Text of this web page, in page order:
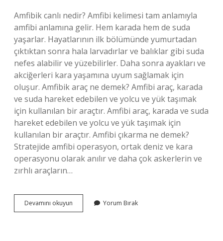
Amfibik canlı nedir? Amfibi kelimesi tam anlamıyla
amfibi anlamına gelir. Hem karada hem de suda
yaşarlar. Hayatlarının ilk bölümünde yumurtadan
çıktıktan sonra hala larvadırlar ve balıklar gibi suda
nefes alabilir ve yüzebilirler. Daha sonra ayakları ve
akciğerleri kara yaşamına uyum sağlamak için
oluşur. Amfibik araç ne demek? Amfibi araç, karada
ve suda hareket edebilen ve yolcu ve yük taşımak
için kullanılan bir araçtır. Amfibi araç, karada ve suda
hareket edebilen ve yolcu ve yük taşımak için
kullanılan bir araçtır. Amfibi çıkarma ne demek?
Stratejide amfibi operasyon, ortak deniz ve kara
operasyonu olarak anılır ve daha çok askerlerin ve
zırhlı araçların…
Devamını okuyun
Ne
Yorum Bırak